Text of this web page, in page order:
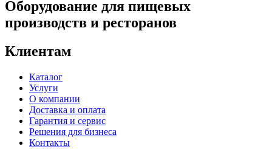
Оборудование для пищевых
производств и ресторанов
Клиентам
Каталог
Услуги
О компании
Доставка и оплата
Гарантия и сервис
Решения для бизнеса
Контакты